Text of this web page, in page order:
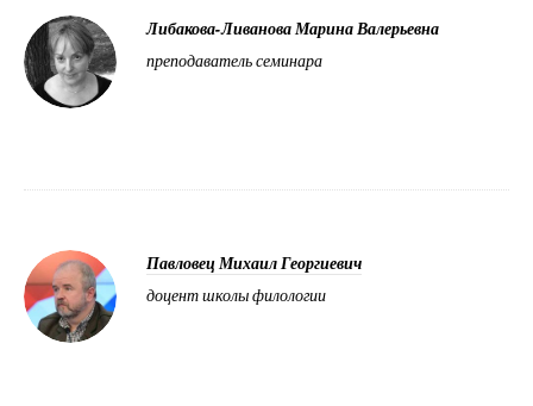
Либакова-Ливанова Марина Валерьевна
преподаватель семинара
Павловец Михаил Георгиевич
доцент школы филологии